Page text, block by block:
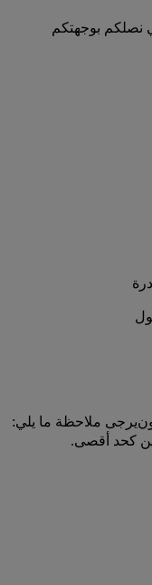
نصلكم بوجهتكم
يرجى ملاحظة ما يلي:
كحد أقصى.